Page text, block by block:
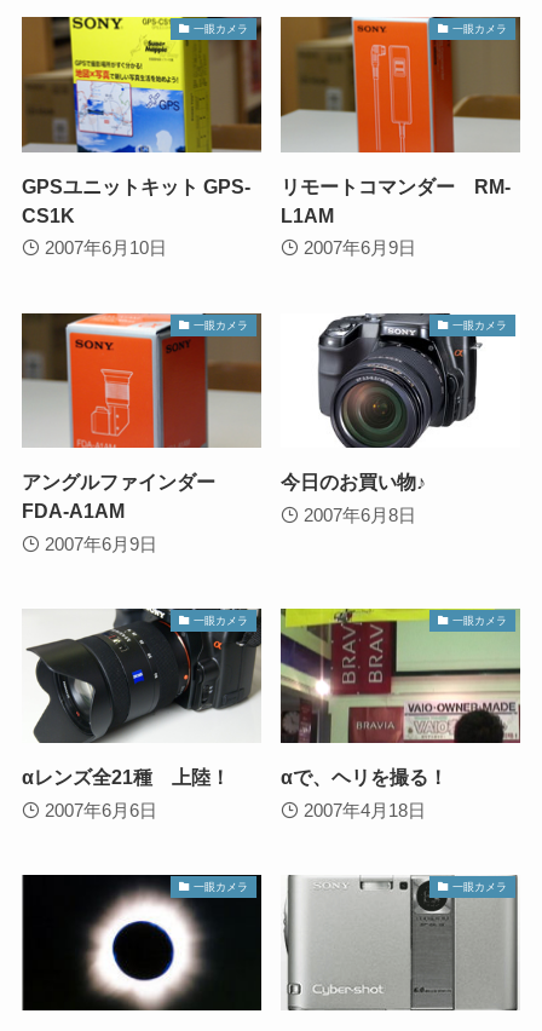
一眼カメラ
GPSユニットキット GPS-
CS1K
2007年6月10日
一眼カメラ
リモートコマンダー RM-
L1AM
2007年6月9日
一眼カメラ
アングルファインダー
FDA-A1AM
2007年6月9日
一眼カメラ
今日のお買い物♪
2007年6月8日
一眼カメラ
αレンズ全21種 上陸！
2007年6月6日
一眼カメラ
αで、ヘリを撮る！
2007年4月18日
一眼カメラ 一眼カメラ